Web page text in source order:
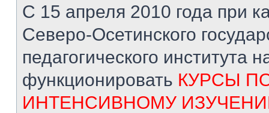
С 15 апреля 2010 года
Северо-Осетинского
педагогического института
функционировать КУРСЫ
ИНТЕНСИВНОМУ